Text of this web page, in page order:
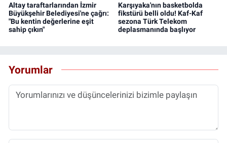
Altay taraftarlarından İzmir
Büyükşehir Belediyesi'ne çağrı:
"Bu kentin değerlerine eşit
sahip çıkın"
Karşıyaka'nın basketbolda
fikstürü belli oldu! Kaf-Kaf
sezona Türk Telekom
deplasmanında başlıyor
Yorumlar